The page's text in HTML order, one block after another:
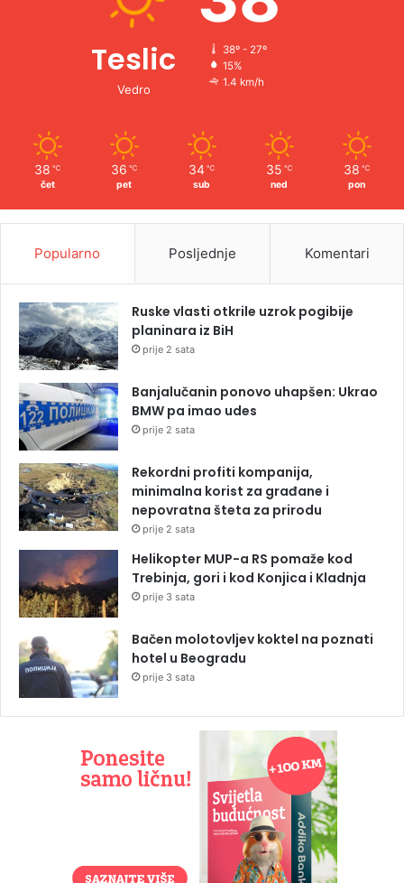
Teslic
Vedro
38º - 27º
15%
1.4 km/h
38 ℃
čet
36 ℃
pet
34 ℃
sub
35 ℃
ned
38 ℃
pon
Popularno Posljednje Komentari
Ruske vlasti otkrile uzrok pogibije
planinara iz BiH
prije 2 sata
Banjalučanin ponovo uhapšen: Ukrao
BMW pa imao udes
prije 2 sata
Rekordni profiti kompanija,
minimalna korist za građane i
nepovratna šteta za prirodu
prije 2 sata
Helikopter MUP-a RS pomaže kod
Trebinja, gori i kod Konjica i Kladnja
prije 3 sata
Bačen molotovljev koktel na poznati
hotel u Beogradu
prije 3 sata